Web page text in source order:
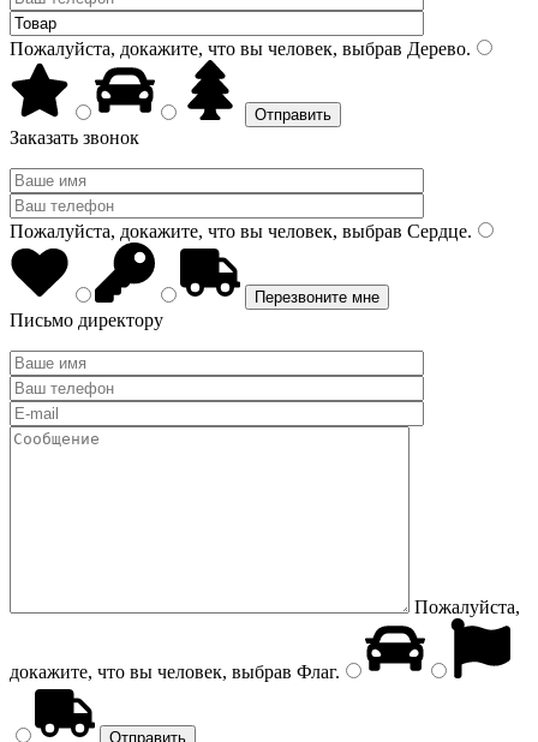
Пожалуйста, докажите, что вы человек, выбрав Дерево.
Заказать звонок
Пожалуйста, докажите, что вы человек, выбрав Сердце.
Письмо директору
Пожалуйста,
докажите, что вы человек, выбрав Флаг.